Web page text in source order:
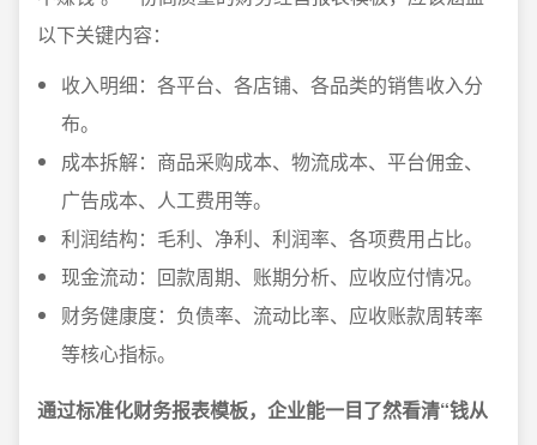
以下关键内容：
收入明细：各平台、各店铺、各品类的销售收入分
布。
成本拆解：商品采购成本、物流成本、平台佣金、
广告成本、人工费用等。
利润结构：毛利、净利、利润率、各项费用占比。
现金流动：回款周期、账期分析、应收应付情况。
财务健康度：负债率、流动比率、应收账款周转率
等核心指标。
通过标准化财务报表模板，企业能一目了然看清“钱从